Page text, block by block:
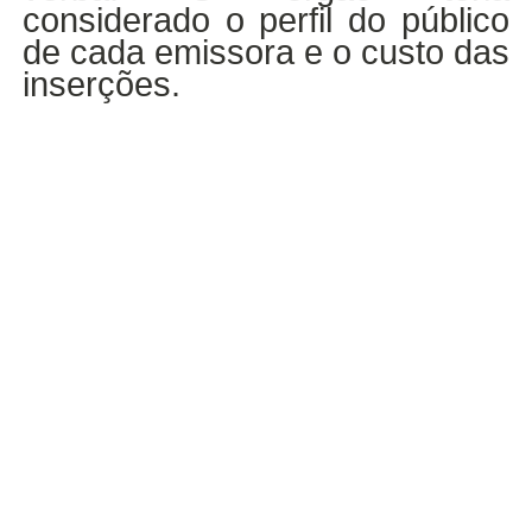
considerado o perfil do público
de cada emissora e o custo das
inserções.